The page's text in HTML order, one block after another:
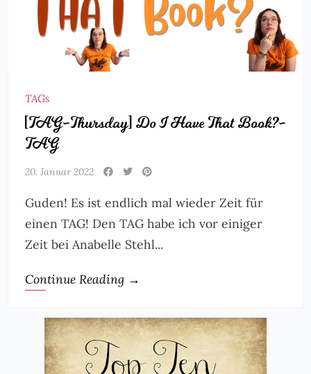
TAGs
[TAG-Thursday] Do I Have That Book?-
TAG
20. Januar 2022
Guden! Es ist endlich mal wieder Zeit für
einen TAG! Den TAG habe ich vor einiger
Zeit bei Anabelle Stehl...
Continue Reading →